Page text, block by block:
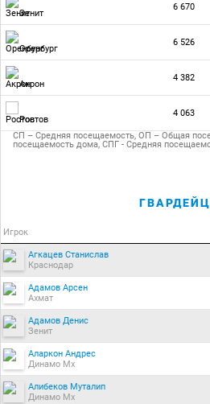
Зенит
6 670
Оренбург
6 526
Акрон
4 382
Ростов
4 063
СП – Средняя посещаемость, ОП – Общая
посещаемость дома, СПГ - Средняя
Игрок
Агкацев Станислав
Краснодар
Адамов Арсен
Ахмат
Адамов Денис
Зенит
Аларкон Андрес
Динамо Мх
Алибеков Муталип
Динамо Мх